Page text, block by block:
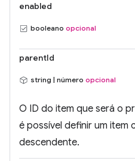
enabled
booleano opcional
parentId
string | número opcional
O ID do item que será o
é possível definir um item
descendente.